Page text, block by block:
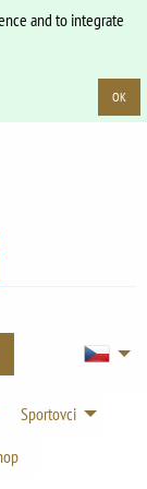
and to integrate
OK
Sportovci